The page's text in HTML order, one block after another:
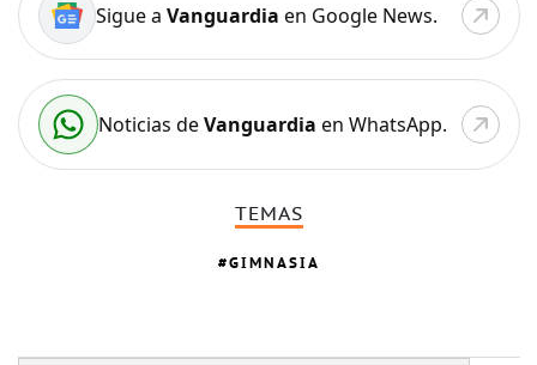
Sigue a Vanguardia en Google News.
Noticias deVanguardia en WhatsApp.
TEMAS
GIMNASIA